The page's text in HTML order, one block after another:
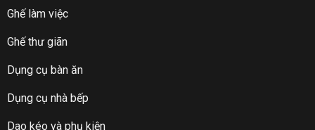
Ghế làm việc
Ghế thư giãn
Dụng cụ bàn ăn
Dụng cụ nhà bếp
Dao kéo và phụ kiện